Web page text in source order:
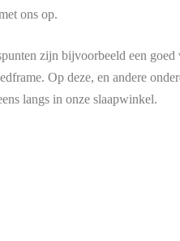
ons op.
zijn bijvoorbeeld een goed
Op deze, en andere
langs in onze slaapwinkel.